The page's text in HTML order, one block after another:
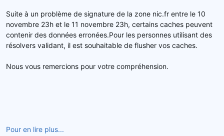
e
l
a
d
s
Suite à un problème de signature de la zone nic.fr entre le 10
novembre 23h et le 11 novembre 23h, certains caches peuvent
contenir des données erronées.Pour les personnes utilisant des
résolvers validant, il est souhaitable de flusher vos caches.
Nous vous remercions pour votre compréhension.
Pour en lire plus...